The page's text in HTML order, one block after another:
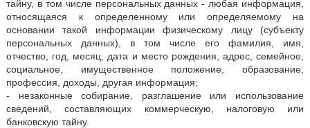
тайну, в том числе персональных данных - любая информация,
относящаяся к определенному или определяемому на
основании такой информации физическому лицу (субъекту
персональных данных), в том числе его фамилия, имя,
отчество, год, месяц, дата и место рождения, адрес, семейное,
социальное, имущественное положение, образование,
профессия, доходы, другая информация;
- незаконные собирание, разглашение или использование
сведений, составляющих коммерческую, налоговую или
банковскую тайну.